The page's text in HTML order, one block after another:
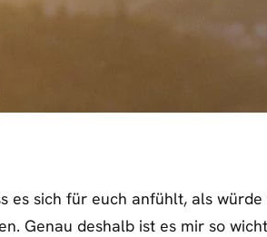
es sich für euch anfühlt, als
Genau deshalb ist es mir so